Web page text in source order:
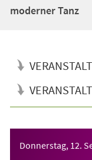
moderner Tanz
Donnerstag, 12.